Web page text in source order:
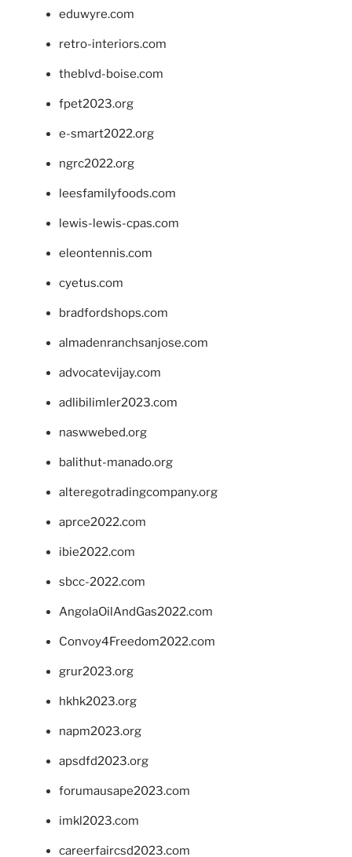
eduwyre.com
retro-interiors.com
theblvd-boise.com
fpet2023.org
e-smart2022.org
ngrc2022.org
leesfamilyfoods.com
lewis-lewis-cpas.com
eleontennis.com
cyetus.com
bradfordshops.com
almadenranchsanjose.com
advocatevijay.com
adlibilimler2023.com
naswwebed.org
balithut-manado.org
alteregotradingcompany.org
aprce2022.com
ibie2022.com
sbcc-2022.com
AngolaOilAndGas2022.com
Convoy4Freedom2022.com
grur2023.org
hkhk2023.org
napm2023.org
apsdfd2023.org
forumausape2023.com
imkl2023.com
careerfaircsd2023.com